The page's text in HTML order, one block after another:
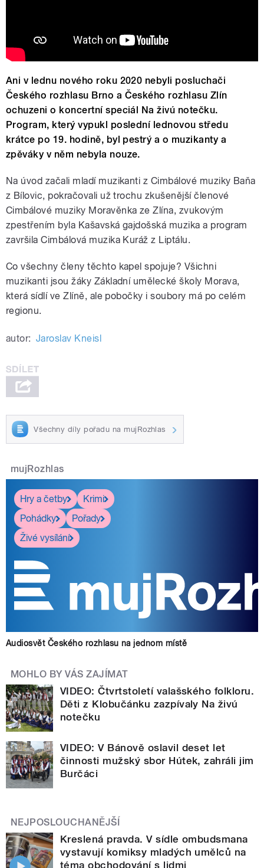
Ani v lednu nového roku 2020 nebyli posluchači
Českého rozhlasu Brno a Českého rozhlasu Zlín
ochuzeni o koncertní speciál Na živú notečku.
Program, který vypukl poslední lednovou středu
krátce po 19. hodině, byl pestrý a o muzikanty a
zpěváky v něm nebyla nouze.
Na úvod začali mladí muzikanti z Cimbálové muziky Baňa
z Bílovic, pokračovali už trochu zkušenější členové
Cimbálové muziky Moravěnka ze Zlína, zvukovým
zpestřením byla Kašavská gajdošská muzika a program
završila Cimbálová muzika Kuráž z Liptálu.
Co všechny členy těchto kapel spojuje? Všichni
muzikanti jsou žáky Základní umělecké školy Morava,
která sídlí ve Zlíně, ale pobočky i soubory má po celém
regionu.
autor: Jaroslav Kneisl
Všechny díly pořadu na mujRozhlas
mujRozhlas
Hry a četby
Krimi
Pohádky
Pořady
Živé vysílání
Audiosvět Českého rozhlasu na jednom místě
MOHLO BY VÁS ZAJÍMAT
VIDEO: Čtvrtstoletí valašského folkloru.
Děti z Klobučánku zazpívaly Na živú
notečku
VIDEO: V Bánově oslavil deset let
činnosti mužský sbor Hútek, zahráli jim
Burčáci
NEJPOSLOUCHANĚJŠÍ
Kreslená pravda. V sídle ombudsmana
vystavují komiksy mladých umělců na
téma obchodování s lidmi